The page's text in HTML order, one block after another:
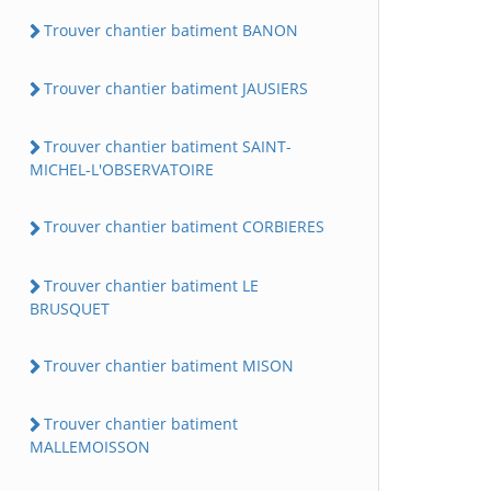
Trouver chantier batiment BANON
Trouver chantier batiment JAUSIERS
Trouver chantier batiment SAINT-
MICHEL-L'OBSERVATOIRE
Trouver chantier batiment CORBIERES
Trouver chantier batiment LE
BRUSQUET
Trouver chantier batiment MISON
Trouver chantier batiment
MALLEMOISSON